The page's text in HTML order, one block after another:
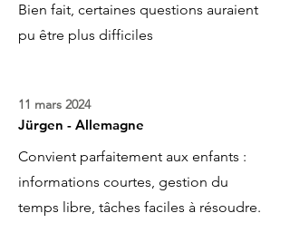
Bien fait, certaines questions auraient
pu être plus difficiles
11 mars 2024
Jürgen - Allemagne
Convient parfaitement aux enfants :
informations courtes, gestion du
temps libre, tâches faciles à résoudre.